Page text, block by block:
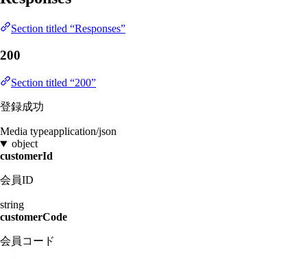
Section titled “Responses”
200
Section titled “200”
登録成功
Media typeapplication/json
object
customerId
会員ID
string
customerCode
会員コード